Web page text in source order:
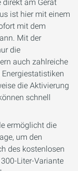
direkt am Gerät
ist hier mit einem
mit dem
Mit der
die
auch zahlreiche
die Aktivierung
schnell
ermöglicht die
um den
des kostenlosen
Liter-Variante